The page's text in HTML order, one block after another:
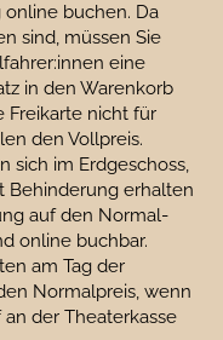
online buchen. Da
sind, müssen Sie
eine
in den Warenkorb
Freikarte nicht für
den Vollpreis.
sich im Erdgeschoss,
Behinderung erhalten
auf den Normal-
online buchbar.
am Tag der
Normalpreis, wenn
der Theaterkasse